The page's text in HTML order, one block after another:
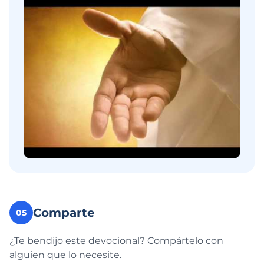
05 Comparte
¿Te bendijo este devocional? Compártelo con
alguien que lo necesite.